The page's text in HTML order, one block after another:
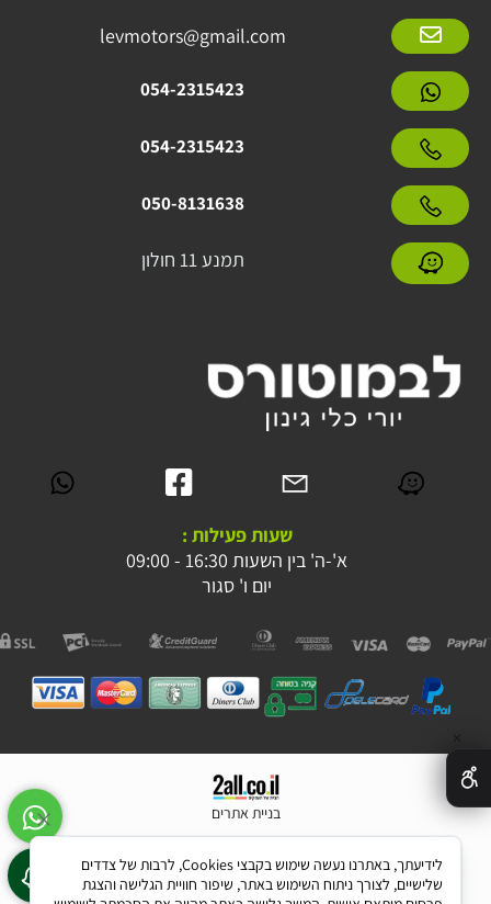
levmotors@gmail.com
054-2315423
054-2315423
050-8131638
תמנע 11 חולון
שעות פעילות :
א'-ה' בין השעות 16:30 - 09:00
יום ו' סגור
בניית אתרים
לידיעתך, באתרנו נעשה שימוש בקבצי Cookies, לרבות של צדדים
שלישיים, לצורך ניתוח השימוש באתר, שיפור חוויית הגלישה והצגת